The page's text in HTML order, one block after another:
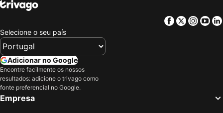
Facebook
Twitter
Selecione o seu país
Adicionar no Google
Encontre facilmente os nossos
resultados: adicione o trivago como
fonte preferencial no Google.
Empresa